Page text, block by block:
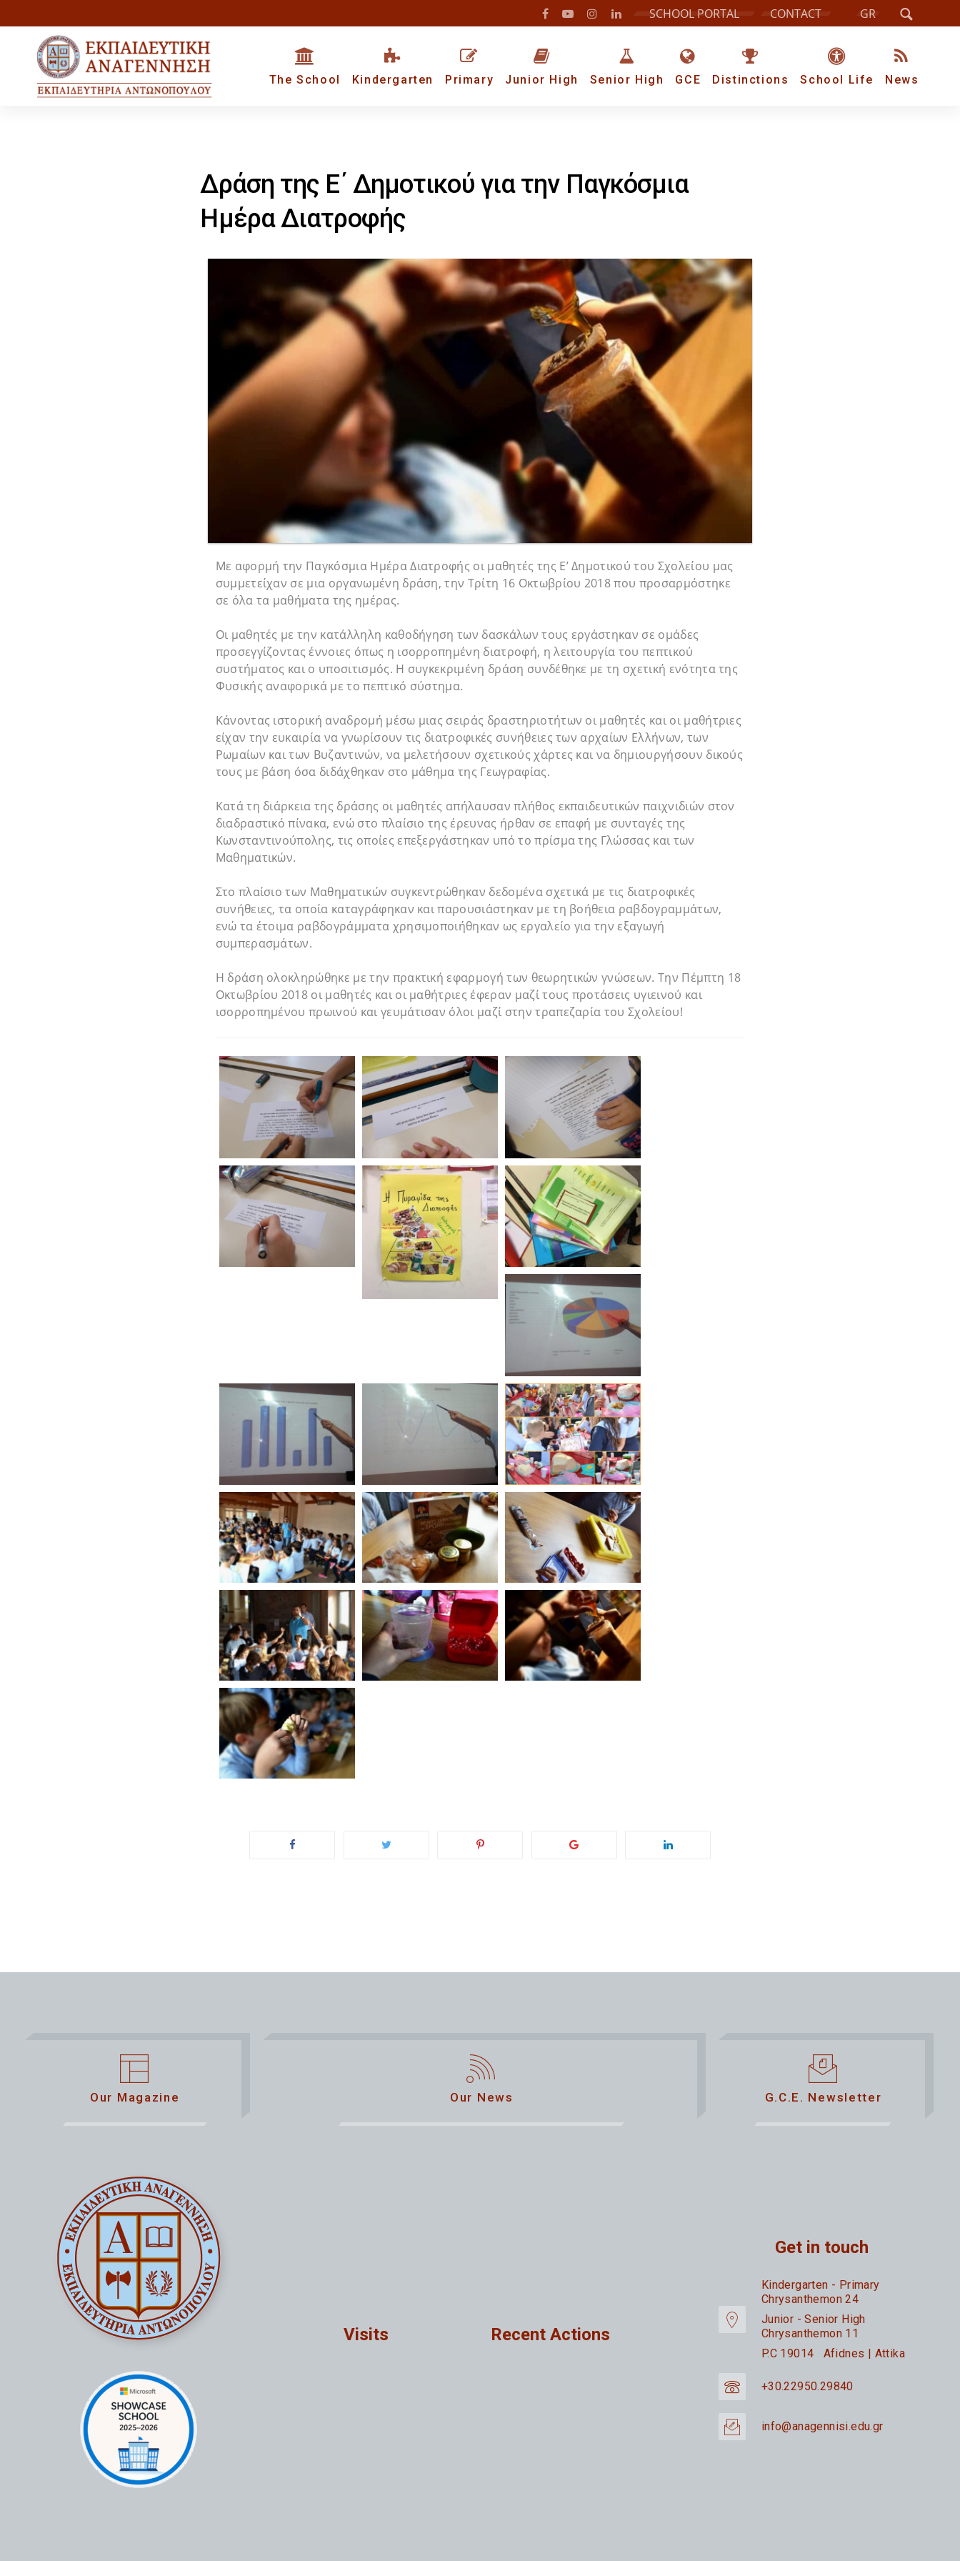
Skip
links
primary
navigation
SCHOOL PORTAL CONTACT GR
The School Kindergarten Primary Junior High Senior High GCE Distinctions School Life News
Δράση της Ε΄ Δημοτικού για την Παγκόσμια
Ημέρα Διατροφής
Με αφορμή την Παγκόσμια Ημέρα Διατροφής οι μαθητές της Ε’ Δημοτικού του Σχολείου μας
συμμετείχαν σε μια οργανωμένη δράση, την Τρίτη 16 Οκτωβρίου 2018 που προσαρμόστηκε
σε όλα τα μαθήματα της ημέρας.
Οι μαθητές με την κατάλληλη καθοδήγηση των δασκάλων τους εργάστηκαν σε ομάδες
προσεγγίζοντας έννοιες όπως η ισορροπημένη διατροφή, η λειτουργία του πεπτικού
συστήματος και ο υποσιτισμός. Η συγκεκριμένη δράση συνδέθηκε με τη σχετική ενότητα της
Φυσικής αναφορικά με το πεπτικό σύστημα.
Κάνοντας ιστορική αναδρομή μέσω μιας σειράς δραστηριοτήτων οι μαθητές και οι μαθήτριες
είχαν την ευκαιρία να γνωρίσουν τις διατροφικές συνήθειες των αρχαίων Ελλήνων, των
Ρωμαίων και των Βυζαντινών, να μελετήσουν σχετικούς χάρτες και να δημιουργήσουν δικούς
τους με βάση όσα διδάχθηκαν στο μάθημα της Γεωγραφίας.
Κατά τη διάρκεια της δράσης οι μαθητές απήλαυσαν πλήθος εκπαιδευτικών παιχνιδιών στον
διαδραστικό πίνακα, ενώ στο πλαίσιο της έρευνας ήρθαν σε επαφή με συνταγές της
Κωνσταντινούπολης, τις οποίες επεξεργάστηκαν υπό το πρίσμα της Γλώσσας και των
Μαθηματικών.
Στο πλαίσιο των Μαθηματικών συγκεντρώθηκαν δεδομένα σχετικά με τις διατροφικές
συνήθειες, τα οποία καταγράφηκαν και παρουσιάστηκαν με τη βοήθεια ραβδογραμμάτων,
ενώ τα έτοιμα ραβδογράμματα χρησιμοποιήθηκαν ως εργαλείο για την εξαγωγή
συμπερασμάτων.
Η δράση ολοκληρώθηκε με την πρακτική εφαρμογή των θεωρητικών γνώσεων. Την Πέμπτη 18
Οκτωβρίου 2018 οι μαθητές και οι μαθήτριες έφεραν μαζί τους προτάσεις υγιεινού και
ισορροπημένου πρωινού και γευμάτισαν όλοι μαζί στην τραπεζαρία του Σχολείου!
Our Magazine Our News G.C.E. Newsletter
Visits Recent Actions
Get in touch
Kindergarten - Primary
Chrysanthemon 24
Junior - Senior High
Chrysanthemon 11
P.C 19014 Afidnes | Attika
+30.22950.29840
info@anagennisi.edu.gr